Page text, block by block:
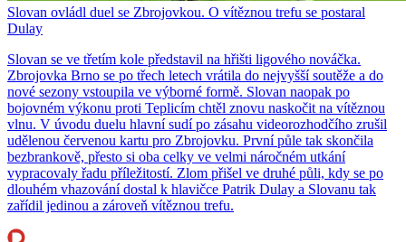
Slovan ovládl duel se Zbrojovkou. O vítěznou trefu se postaral
Dulay
Slovan se ve třetím kole představil na hřišti ligového nováčka.
Zbrojovka Brno se po třech letech vrátila do nejvyšší soutěže a do
nové sezony vstoupila ve výborné formě. Slovan naopak po
bojovném výkonu proti Teplicím chtěl znovu naskočit na vítěznou
vlnu. V úvodu duelu hlavní sudí po zásahu videorozhodčího zrušil
udělenou červenou kartu pro Zbrojovku. První půle tak skončila
bezbrankově, přesto si oba celky ve velmi náročném utkání
vypracovaly řadu příležitostí. Zlom přišel ve druhé půli, kdy se po
dlouhém vhazování dostal k hlavičce Patrik Dulay a Slovanu tak
zařídil jedinou a zároveň vítěznou trefu.